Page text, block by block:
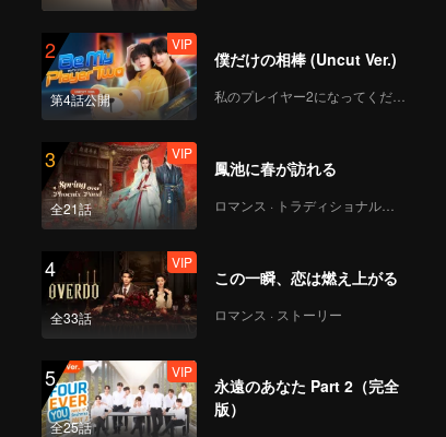
2
第4話公開
VIP
僕だけの相棒 (Uncut Ver.)
私のプレイヤー2になってください
3
全21話
VIP
鳳池に春が訪れる
ロマンス · トラディショナル・コスチューム
4
全33話
VIP
この一瞬、恋は燃え上がる
ロマンス · ストーリー
5
全25話
VIP
永遠のあなた Part 2（完全
版）